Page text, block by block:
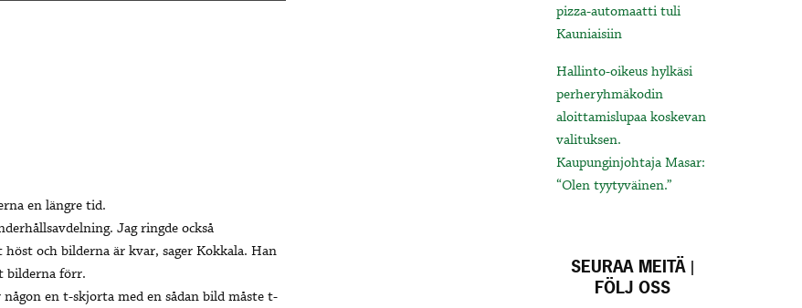
en längre tid.
Jag ringde också
och bilderna är kvar, sager Kokkala. Han
bilderna förr.
en t-skjorta med en sådan bild måste t-
pizza-automaatti tuli
Kauniaisiin
Hallinto-oikeus hylkäsi
perheryhmäkodin
aloittamislupaa koskevan
valituksen.
Kaupunginjohtaja Masar:
“Olen tyytyväinen.”
SEURAA MEITÄ |
FÖLJ OSS